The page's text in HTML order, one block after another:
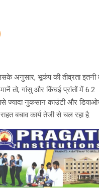
अनुसार, भूकंप की तीव्रता
तो, गांसु और किंघई प्रांतों में 6.2
ज्यादा नुकसान काउंटी और
बचाव कार्य तेजी से चल रहा है.